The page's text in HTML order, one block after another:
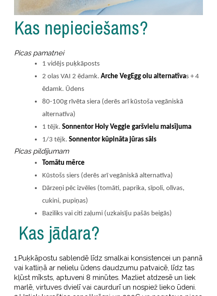
Kas nepieciešams?
Picas pamatnei
1 vidējs puķkāposts
2 olas VAI 2 ēdamk. Arche VegEgg olu alternatīvas + 4
ēdamk. Ūdens
80-100g rīvēta siera (derēs arī kūstoša vegāniskā
alternatīva)
1 tējk. Sonnentor Holy Veggie garšvielu maisījuma
1/3 tējk. Sonnentor kūpināta jūras sāls
Picas pildījumam
Tomātu mērce
Kūstošs siers (derēs arī vegāniskā alternatīva)
Dārzeņi pēc izvēles (tomāti, paprika, sīpoli, olīvas,
cukini, pupiņas)
Baziliks vai citi zaļumi (uzkaisīju pašās beigās)
Kas jādara?
1.Puķkāpostu sablendē līdz smalkai konsistencei un pannā
vai katliņā ar nelielu ūdens daudzumu patvaicē, līdz tas
kļūst mīksts, aptuveni 8 minūtes. Mazliet atdzesē un liek
marlē, virtuves dvielī vai caurdurī un nospiež lieko ūdeni.